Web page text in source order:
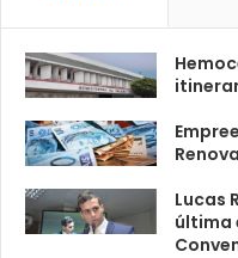
Lucas
última